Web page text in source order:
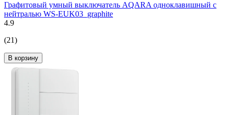
Графитовый умный выключатель AQARA одноклавишный с
нейтралью WS-EUK03_graphite
4.9
(21)
В корзину